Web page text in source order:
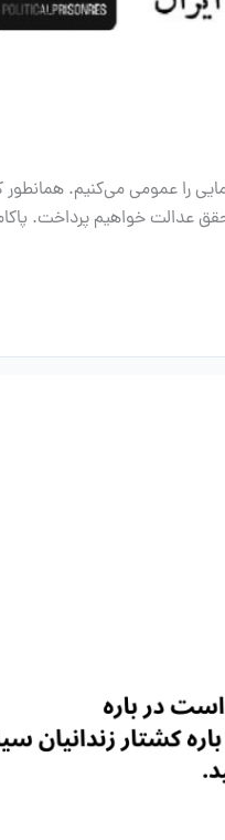
را عمومی می‌کنیم.
تحقق عدالت خواهیم پرداخت.